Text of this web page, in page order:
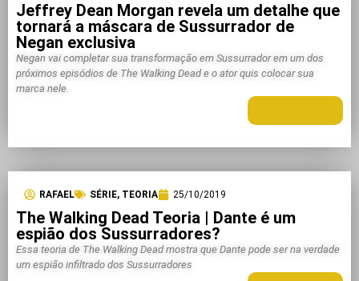
Jeffrey Dean Morgan revela um detalhe que
tornará a máscara de Sussurrador de
Negan exclusiva
Negan vai completar sua transformação em Sussurrador em um dos
próximos episódios de The Walking Dead e o ator quis colocar sua
marca nele.
RAFAEL SÉRIE, TEORIA 25/10/2019
The Walking Dead Teoria | Dante é um
espião dos Sussurradores?
Essa teoria de The Walking Dead mostra que Dante pode ser na verdade
um espião infiltrado dos Sussurradores